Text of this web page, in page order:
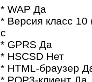
* WAP Да
* Версия класс 10
с
* GPRS Да
* HSCSD Нет
* HTML-браузер